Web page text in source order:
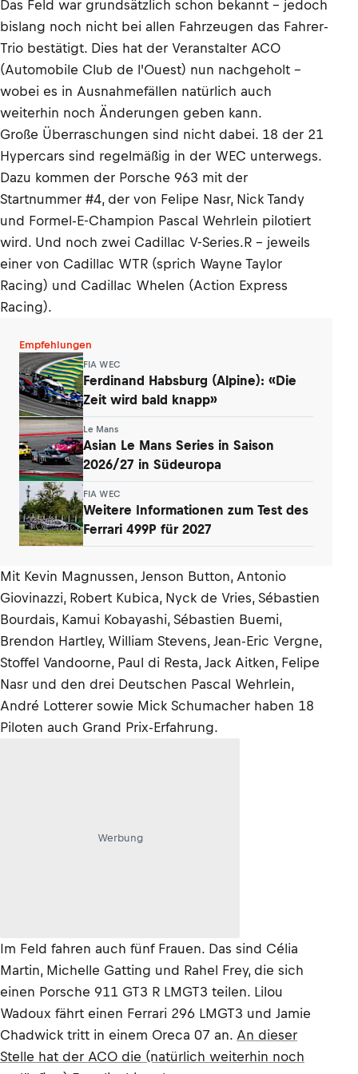
Das Feld war grundsätzlich schon bekannt - jedoch
bislang noch nicht bei allen Fahrzeugen das Fahrer-
Trio bestätigt. Dies hat der Veranstalter ACO
(Automobile Club de l'Ouest) nun nachgeholt -
wobei es in Ausnahmefällen natürlich auch
weiterhin noch Änderungen geben kann.
Große Überraschungen sind nicht dabei. 18 der 21
Hypercars sind regelmäßig in der WEC unterwegs.
Dazu kommen der Porsche 963 mit der
Startnummer #4, der von Felipe Nasr, Nick Tandy
und Formel-E-Champion Pascal Wehrlein pilotiert
wird. Und noch zwei Cadillac V-Series.R - jeweils
einer von Cadillac WTR (sprich Wayne Taylor
Racing) und Cadillac Whelen (Action Express
Racing).
Empfehlungen
FIA WEC
Ferdinand Habsburg (Alpine): «Die
Zeit wird bald knapp»
Le Mans
Asian Le Mans Series in Saison
2026/27 in Südeuropa
FIA WEC
Weitere Informationen zum Test des
Ferrari 499P für 2027
Mit Kevin Magnussen, Jenson Button, Antonio
Giovinazzi, Robert Kubica, Nyck de Vries, Sébastien
Bourdais, Kamui Kobayashi, Sébastien Buemi,
Brendon Hartley, William Stevens, Jean-Eric Vergne,
Stoffel Vandoorne, Paul di Resta, Jack Aitken, Felipe
Nasr und den drei Deutschen Pascal Wehrlein,
André Lotterer sowie Mick Schumacher haben 18
Piloten auch Grand Prix-Erfahrung.
Werbung
Im Feld fahren auch fünf Frauen. Das sind Célia
Martin, Michelle Gatting und Rahel Frey, die sich
einen Porsche 911 GT3 R LMGT3 teilen. Lilou
Wadoux fährt einen Ferrari 296 LMGT3 und Jamie
Chadwick tritt in einem Oreca 07 an. An dieser
Stelle hat der ACO die (natürlich weiterhin noch